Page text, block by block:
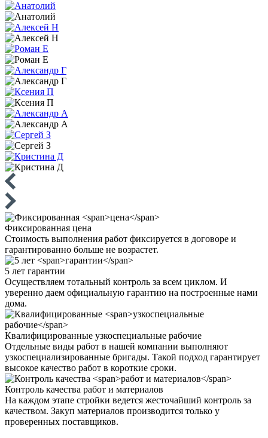
Фиксированная цена
Стоимость выполнения работ фиксируется в договоре и
гарантированно больше не возрастет.
5 лет гарантии
Осуществляем тотальный контроль за всем циклом. И
уверенно даем официальную гарантию на построенные нами
дома.
Квалифицированные узкоспециальные рабочие
Отдельные виды работ в нашей компании выполняют
узкоспециализированные бригады. Такой подход гарантирует
высокое качество работ в короткие сроки.
Контроль качества работ и материалов
На каждом этапе стройки ведется жесточайший контроль за
качеством. Закуп материалов производится только у
проверенных поставщиков.